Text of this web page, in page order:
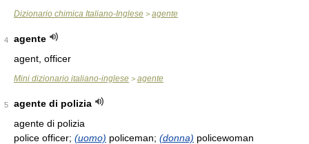
Dizionario chimica Italiano-Inglese > agente
4
agente
agent, officer
Mini dizionario italiano-inglese > agente
5
agente di polizia
agente di polizia
police officer; (uomo) policeman; (donna) policewoman